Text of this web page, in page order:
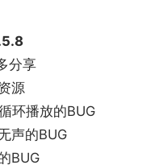
分享
源
播放的BUG
声的BUG
BUG